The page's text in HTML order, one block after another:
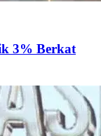
3% Berkat